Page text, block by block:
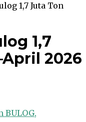
1,7 Juta Ton
1,7
2026